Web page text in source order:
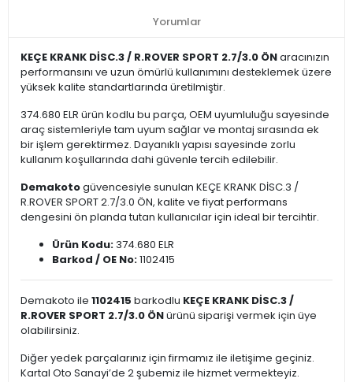
Yorumlar
KEÇE KRANK DİSC.3 / R.ROVER SPORT 2.7/3.0 ÖNaracınızın
performansını ve uzun ömürlü kullanımını desteklemek üzere
yüksek kalite standartlarında üretilmiştir.
374.680 ELR ürün kodlu bu parça, OEM uyumluluğu sayesinde
araç sistemleriyle tam uyum sağlar ve montaj sırasında ek
bir işlem gerektirmez. Dayanıklı yapısı sayesinde zorlu
kullanım koşullarında dahi güvenle tercih edilebilir.
Demakotogüvencesiyle sunulan KEÇE KRANK DİSC.3 /
R.ROVER SPORT 2.7/3.0 ÖN, kalite ve fiyat performans
dengesini ön planda tutan kullanıcılar için ideal bir tercihtir.
Ürün Kodu:374.680 ELR
Barkod / OE No:1102415
Demakoto ile 1102415 barkodlu KEÇE KRANK DİSC.3 /
R.ROVER SPORT 2.7/3.0 ÖNürünü siparişi vermek için üye
olabilirsiniz.
Diğer yedek parçalarınız için firmamız ile iletişime geçiniz.
Kartal Oto Sanayi’de 2 şubemiz ile hizmet vermekteyiz.